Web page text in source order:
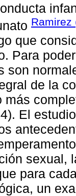
Ramirez
que
Para
son
de la
más
El
sexual,
para
un